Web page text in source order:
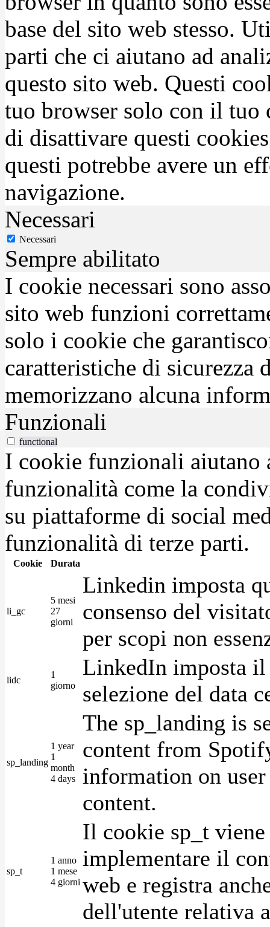
base del sito web stesso.
parti che ci aiutano ad
questo sito web. Questi
tuo browser solo con il tuo
di disattivare questi
questi potrebbe avere un
navigazione.
Necessari
Necessari
Sempre abilitato
I cookie necessari sono
sito web funzioni
solo i cookie che
caratteristiche di sicurezza
memorizzano alcuna
Funzionali
functional
I cookie funzionali aiutano
funzionalità come la
su piattaforme di social
funzionalità di terze parti.
Cookie Durata
li_gc
5 mesi
27
giorni
Linkedin imposta
consenso del
per scopi non
lidc
1
giorno
LinkedIn imposta
selezione del data
sp_landing
1 year
1
month
4 days
The sp_landing is
content from
information on
content.
sp_t
1 anno
1 mese
4 giorni
Il cookie sp_t
implementare il
web e registra
dell'utente relativa